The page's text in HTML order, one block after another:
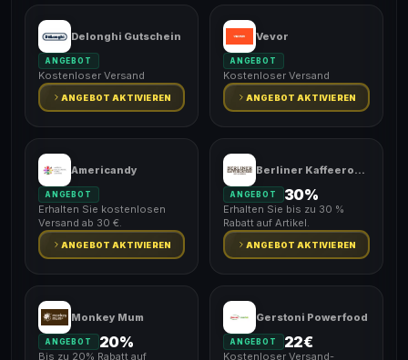
Delonghi Gutschein
ANGEBOT
Kostenloser Versand
ANGEBOT AKTIVIEREN
Vevor
ANGEBOT
Kostenloser Versand
ANGEBOT AKTIVIEREN
Americandy
ANGEBOT
Erhalten Sie kostenlosen
Versand ab 30 €.
ANGEBOT AKTIVIEREN
Berliner Kaffeeroesterei
ANGEBOT 30%
Erhalten Sie bis zu 30 %
Rabatt auf Artikel.
ANGEBOT AKTIVIEREN
Monkey Mum
ANGEBOT 20%
Bis zu 20% Rabatt auf
Gerstoni Powerfood
ANGEBOT 22€
Kostenloser Versand-